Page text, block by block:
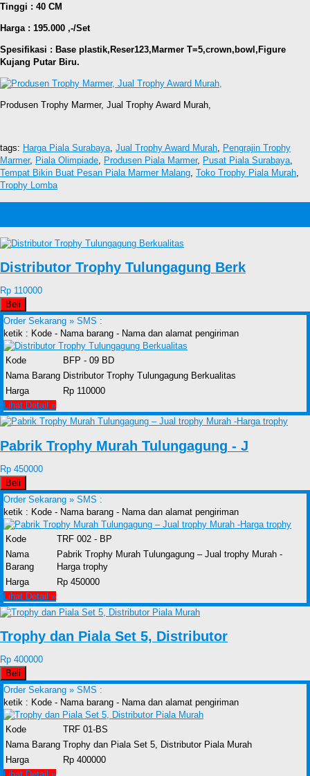
Tinggi : 40 CM
Harga : 195.000 ,-/Set
Spesifikasi : Base plastik,Reser123,Marmer T=5,crown,bowl,Figure
Kujang Putar Biru.
Produsen Trophy Marmer, Jual Trophy Award Murah,
tags: Harga Piala Surabaya Jual Trophy Award Murah Pengrajin Trophy
Marmer, Piala Olimpiade Produsen Piala Marmer, Pusat Piala Surabaya
Tempat Bikin Buat Pesan Piala Marmer Malang Toko Trophy Piala Murah
Trophy Lomba
Distributor Trophy Tulungagung Berk
Rp 110000
Beli
Order Sekarang » SMS :
ketik : Kode - Nama barang - Nama dan alamat pengiriman
Kode
BFP - 09 BD
Nama Barang Distributor Trophy Tulungagung Berkualitas
Harga
Rp 110000
Lihat Detail »
Pabrik Trophy Murah Tulungagung - J
Rp 450000
Beli
Order Sekarang » SMS :
ketik : Kode - Nama barang - Nama dan alamat pengiriman
Kode
TRF 002 - BP
Nama
Barang
Pabrik Trophy Murah Tulungagung – Jual trophy Murah -
Harga trophy
Harga
Rp 450000
Lihat Detail »
Trophy dan Piala Set 5, Distributor
Rp 400000
Beli
Order Sekarang » SMS :
ketik : Kode - Nama barang - Nama dan alamat pengiriman
Kode
TRF 01-BS
Nama Barang Trophy dan Piala Set 5, Distributor Piala Murah
Harga
Rp 400000